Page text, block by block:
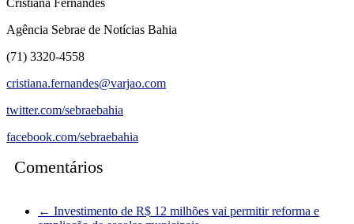
Agência Sebrae de Notícias Bahia
(71) 3320-4558
cristiana.fernandes@varjao.com
twitter.com/sebraebahia
facebook.com/sebraebahia
Comentários
← Investimento de R$ 12 milhões vai permitir reforma e